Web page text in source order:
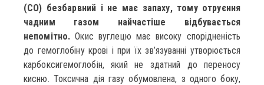
(СО) безбарвний і не має запаху, тому отруєння
чадним газом найчастіше відбувається
непомітно. Окис вуглецю має високу спорідненість
до гемоглобіну крові і при їх зв’язуванні утворюється
карбоксигемоглобін, який не здатний до переносу
кисню. Токсична дія газу обумовлена, з одного боку,